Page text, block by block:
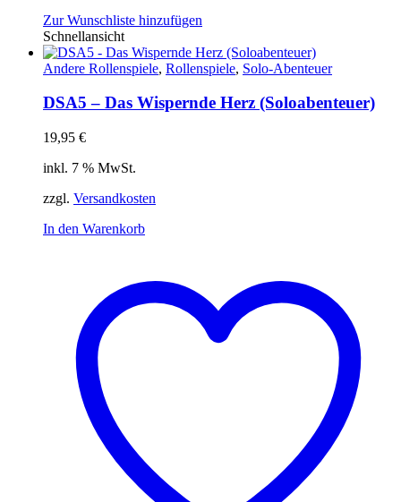
Zur Wunschliste hinzufügen
Schnellansicht
Andere Rollenspiele, Rollenspiele, Solo-Abenteuer
DSA5 – Das Wispernde Herz (Soloabenteuer)
19,95 €
inkl. 7 % MwSt.
zzgl. Versandkosten
In den Warenkorb